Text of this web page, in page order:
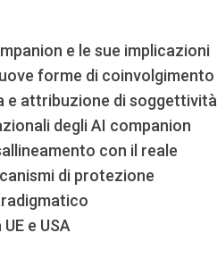
e le sue implicazioni
forme di coinvolgimento
e attribuzione di soggettività
degli AI companion
con il reale
di protezione
e USA